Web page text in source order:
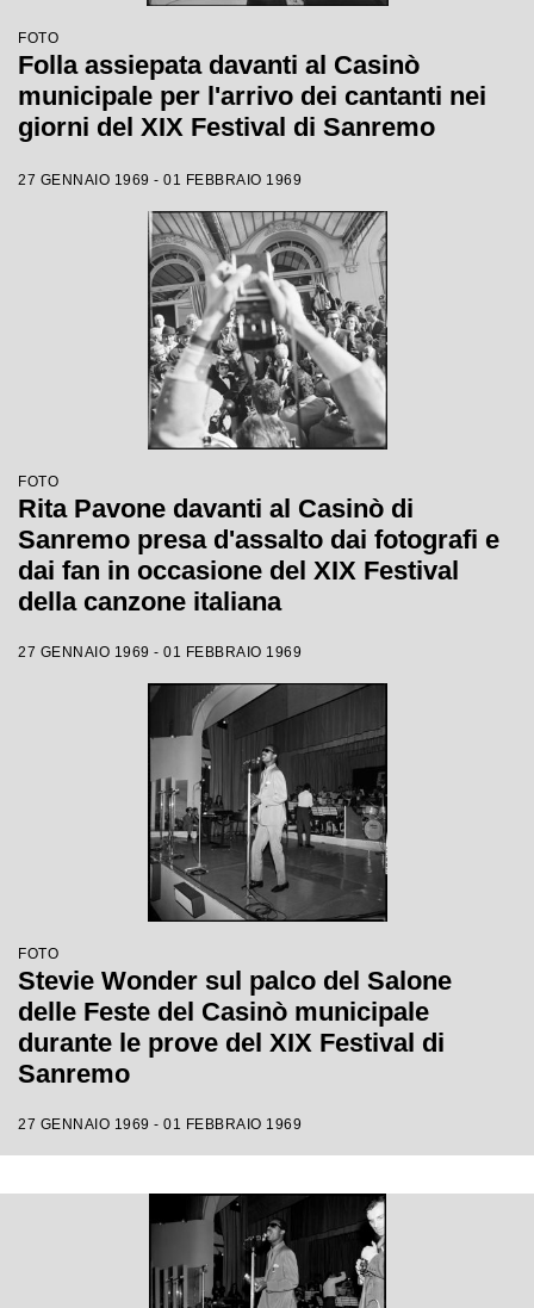
FOTO
Folla assiepata davanti al Casinò
municipale per l'arrivo dei cantanti nei
giorni del XIX Festival di Sanremo
27 GENNAIO 1969 - 01 FEBBRAIO 1969
FOTO
Rita Pavone davanti al Casinò di
Sanremo presa d'assalto dai fotografi e
dai fan in occasione del XIX Festival
della canzone italiana
27 GENNAIO 1969 - 01 FEBBRAIO 1969
FOTO
Stevie Wonder sul palco del Salone
delle Feste del Casinò municipale
durante le prove del XIX Festival di
Sanremo
27 GENNAIO 1969 - 01 FEBBRAIO 1969